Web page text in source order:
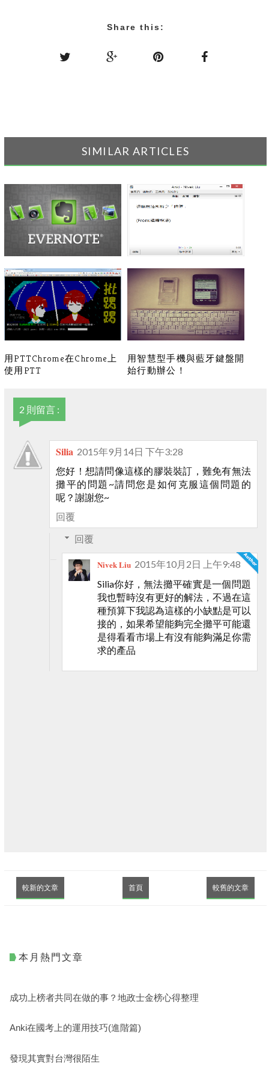
Share this:
SIMILAR ARTICLES
持續進步的Evernote仍然是
最好的工作夥伴
國考生必看！殺手級的考試
複習、背誦軟體Anki
用PTTChrome在Chrome上
使用PTT
用智慧型手機與藍牙鍵盤開
始行動辦公！
2 則留言 :
Silia 2015年9月14日 下午3:28
您好！想請問像這樣的膠裝裝訂，難免有無法
攤平的問題~請問您是如何克服這個問題的
呢？謝謝您~
回覆
回覆
Nivek Liu 2015年10月2日 上午9:48
Silia你好，無法攤平確實是一個問題
我也暫時沒有更好的解法，不過在這
種預算下我認為這樣的小缺點是可以
接的，如果希望能夠完全攤平可能還
是得看看市場上有沒有能夠滿足你需
求的產品
較新的文章 較舊的文章
首頁
本月熱門文章
成功上榜者共同在做的事？地政士金榜心得整理
Anki在國考上的運用技巧(進階篇)
發現其實對台灣很陌生